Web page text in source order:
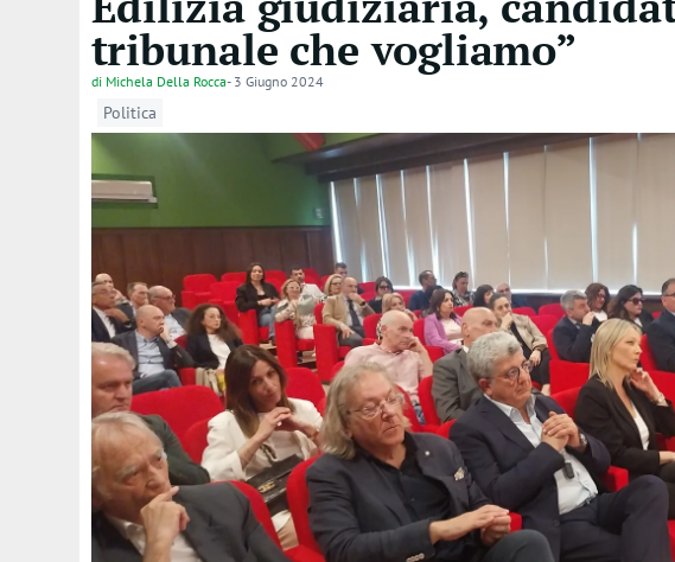
tribunale che vogliamo”
di Michela Della Rocca- 3 Giugno 2024
Politica